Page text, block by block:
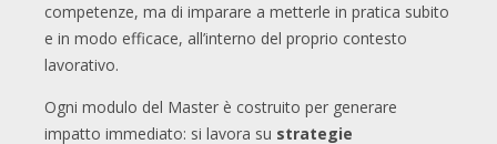
competenze, ma di imparare a metterle in pratica subito
e in modo efficace, all’interno del proprio contesto
lavorativo.
Ogni modulo del Master è costruito per generare
impatto immediato: si lavora su strategie